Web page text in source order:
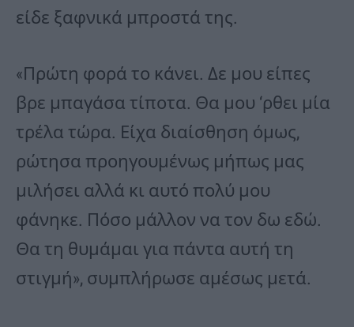
είδε ξαφνικά μπροστά της.
«Πρώτη φορά το κάνει. Δε μου είπες
βρε μπαγάσα τίποτα. Θα μου ‘ρθει μία
τρέλα τώρα. Είχα διαίσθηση όμως,
ρώτησα προηγουμένως μήπως μας
μιλήσει αλλά κι αυτό πολύ μου
φάνηκε. Πόσο μάλλον να τον δω εδώ.
Θα τη θυμάμαι για πάντα αυτή τη
στιγμή», συμπλήρωσε αμέσως μετά.